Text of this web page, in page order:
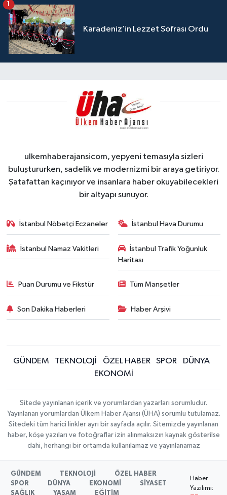
Karadeniz’in Lezzet Sofrası Ordu
1
ulkemhaberajansicom, yepyeni temasıyla sizleri
buluştururken, sadelik ve modernizmi bir araya getiriyor.
Şatafattan kaçınıyor ve insanlara haber okuyabilecekleri
bir altyapı sunuyor.
İstanbul Nöbetçi Eczaneler İstanbul Hava Durumu
İstanbul Namaz Vakitleri
İstanbul Trafik Yoğunluk
Haritası
Puan Durumu ve Fikstür Tüm Manşetler
Son Dakika Haberleri Haber Arşivi
GÜNDEM TEKNOLOJİ ÖZEL HABER SPOR
DÜNYA
EKONOMİ
Sitede yayınlanan içerik ve yorumlardan yazarları sorumludur.
Yayınlanan yorumlardan Ülkem Haber Ajansı (ÜHA) sorumlu tutulamaz.
Sitedeki tüm harici linkler ayrı bir sayfada açılır. Sitemizde yayınlanan
haber, köşe yazıları ve fotoğraflar izin alınmaksızın kaynak gösterilse
dahi, herhangi bir ortamda kullanılamaz ve yayınlanamaz
GÜNDEM TEKNOLOJİ
ÖZEL HABER
SPOR
DÜNYA EKONOMİ
SİYASET
SAĞLIK
YAŞAM EĞİTİM
Haber
Yazılımı: